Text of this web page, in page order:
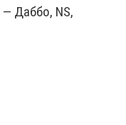
— Даббо, NS,